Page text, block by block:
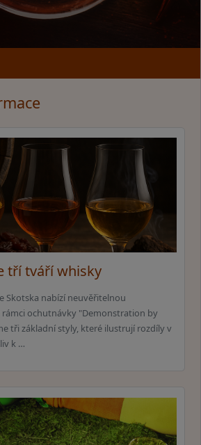
tří tváří whisky
Skotska nabízí neuvěřitelnou
ochutnávky "Demonstration by
tři základní styly, které ilustrují rozdíly v
k …